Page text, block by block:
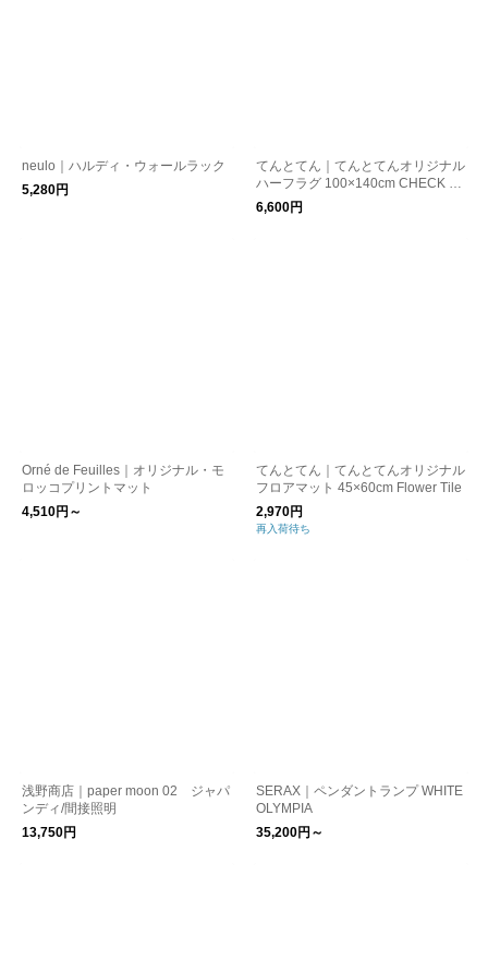
neulo｜ハルディ・ウォールラック
5,280円
てんとてん｜てんとてんオリジナル
ハーフラグ 100×140cm CHECK SP
ICE
6,600円
Orné de Feuilles｜オリジナル・モ
ロッコプリントマット
4,510円～
てんとてん｜てんとてんオリジナル
フロアマット 45×60cm Flower Tile
2,970円
再入荷待ち
浅野商店｜paper moon 02 ジャパ
ンディ/間接照明
13,750円
SERAX｜ペンダントランプ WHITE
OLYMPIA
35,200円～